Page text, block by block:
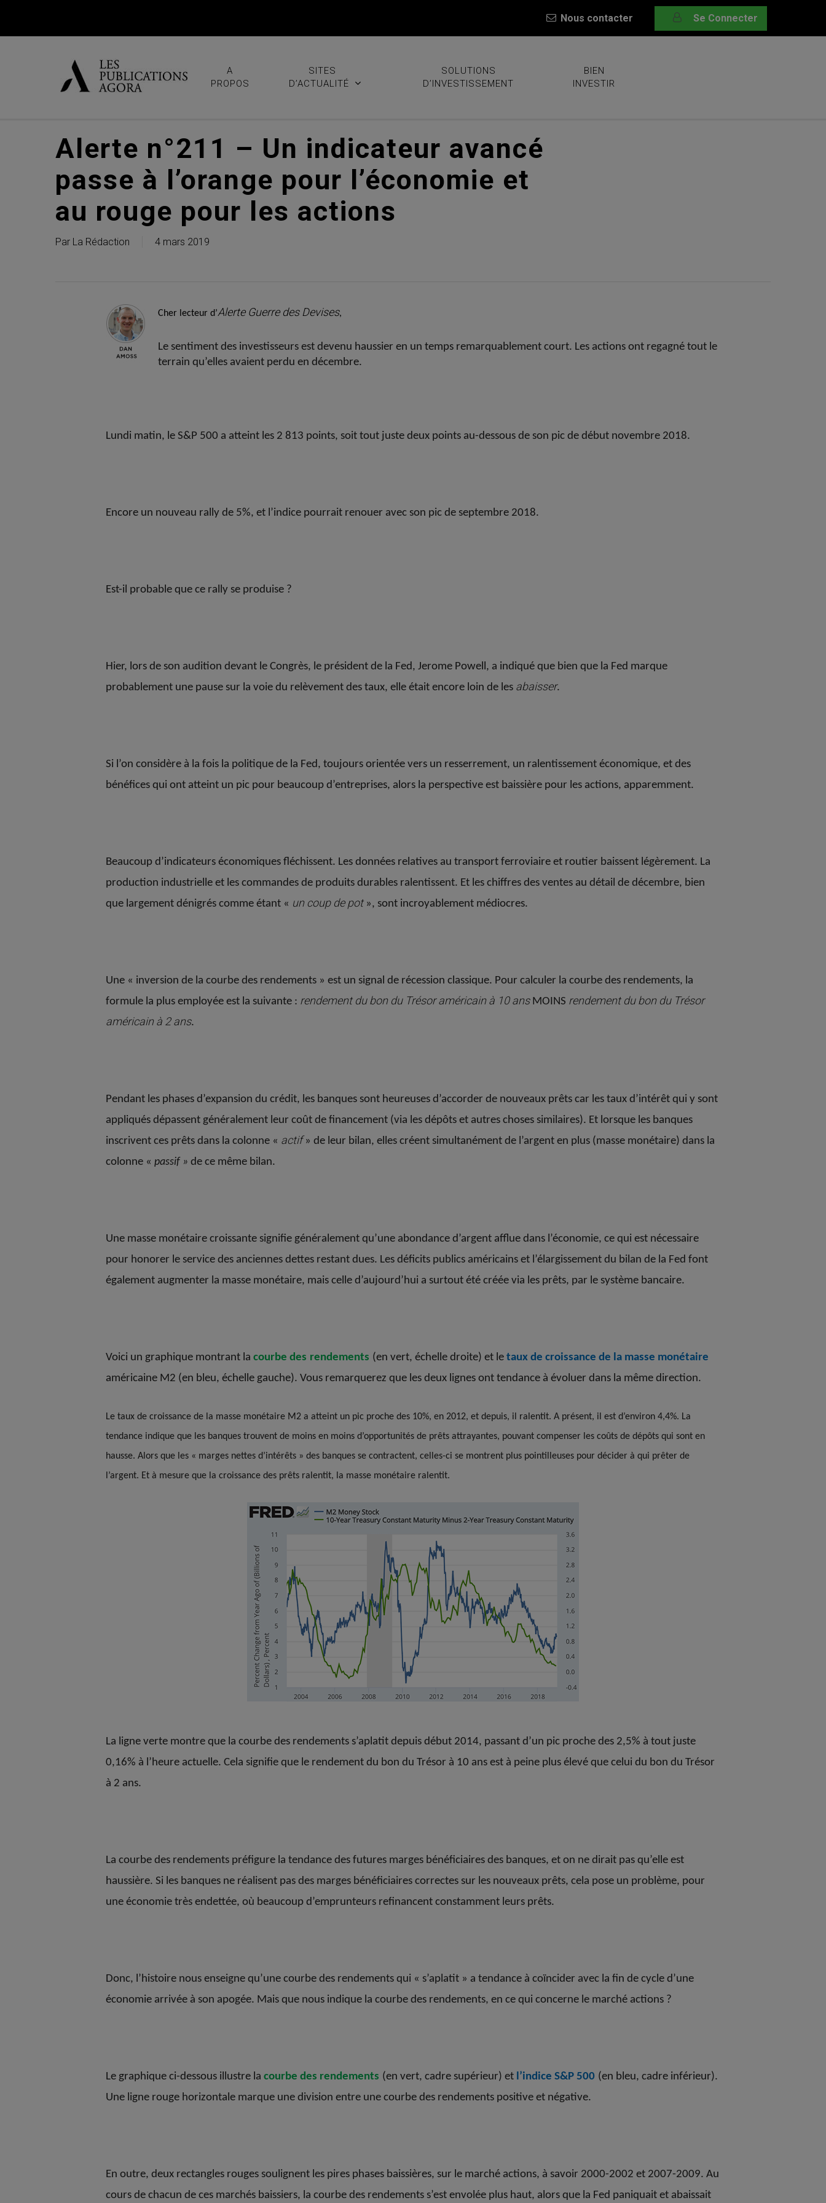
Nous contacter Se Connecter
A
PROPOS
SITES
D’ACTUALITÉ
SOLUTIONS
D’INVESTISSEMENT
BIEN
INVESTIR
Alerte n°211 – Un indicateur avancé
passe à l’orange pour l’économie et
au rouge pour les actions
Par La Rédaction 4 mars 2019
Cher lecteur d’Alerte Guerre des Devises,
Le sentiment des investisseurs est devenu haussier en un temps remarquablement court. Les actions ont regagné tout le
terrain qu’elles avaient perdu en décembre.
Lundi matin, le S&P 500 a atteint les 2 813 points, soit tout juste deux points au-dessous de son pic de début novembre 2018.
Encore un nouveau rally de 5%, et l’indice pourrait renouer avec son pic de septembre 2018.
Est-il probable que ce rally se produise ?
Hier, lors de son audition devant le Congrès, le président de la Fed, Jerome Powell, a indiqué que bien que la Fed marque
probablement une pause sur la voie du relèvement des taux, elle était encore loin de les abaisser.
Si l’on considère à la fois la politique de la Fed, toujours orientée vers un resserrement, un ralentissement économique, et des
bénéfices qui ont atteint un pic pour beaucoup d’entreprises, alors la perspective est baissière pour les actions, apparemment.
Beaucoup d’indicateurs économiques fléchissent. Les données relatives au transport ferroviaire et routier baissent légèrement. La
production industrielle et les commandes de produits durables ralentissent. Et les chiffres des ventes au détail de décembre, bien
que largement dénigrés comme étant « un coup de pot», sont incroyablement médiocres.
Une « inversion de la courbe des rendements » est un signal de récession classique. Pour calculer la courbe des rendements, la
formule la plus employée est la suivante : rendement du bon du Trésor américain à 10 ans MOINS rendement du bon du Trésor
américain à 2 ans.
Pendant les phases d’expansion du crédit, les banques sont heureuses d’accorder de nouveaux prêts car les taux d’intérêt qui y sont
appliqués dépassent généralement leur coût de financement (via les dépôts et autres choses similaires). Et lorsque les banques
inscrivent ces prêts dans la colonne « actif» de leur bilan, elles créent simultanément de l’argent en plus (masse monétaire) dans la
colonne « passif » de ce même bilan.
Une masse monétaire croissante signifie généralement qu’une abondance d’argent afflue dans l’économie, ce qui est nécessaire
pour honorer le service des anciennes dettes restant dues. Les déficits publics américains et l’élargissement du bilan de la Fed font
également augmenter la masse monétaire, mais celle d’aujourd’hui a surtout été créée via les prêts, par le système bancaire.
Voici un graphique montrant la courbe des rendements (en vert, échelle droite) et le taux de croissance de la masse monétaire
américaine M2 (en bleu, échelle gauche). Vous remarquerez que les deux lignes ont tendance à évoluer dans la même direction.
Le taux de croissance de la masse monétaire M2 a atteint un pic proche des 10%, en 2012, et depuis, il ralentit. A présent, il est d’environ 4,4%. La
tendance indique que les banques trouvent de moins en moins d’opportunités de prêts attrayantes, pouvant compenser les coûts de dépôts qui sont en
hausse. Alors que les « marges nettes d’intérêts » des banques se contractent, celles-ci se montrent plus pointilleuses pour décider à qui prêter de
l’argent. Et à mesure que la croissance des prêts ralentit, la masse monétaire ralentit.
La ligne verte montre que la courbe des rendements s’aplatit depuis début 2014, passant d’un pic proche des 2,5% à tout juste
0,16% à l’heure actuelle. Cela signifie que le rendement du bon du Trésor à 10 ans est à peine plus élevé que celui du bon du Trésor
à 2 ans.
La courbe des rendements préfigure la tendance des futures marges bénéficiaires des banques, et on ne dirait pas qu’elle est
haussière. Si les banques ne réalisent pas des marges bénéficiaires correctes sur les nouveaux prêts, cela pose un problème, pour
une économie très endettée, où beaucoup d’emprunteurs refinancent constamment leurs prêts.
Donc, l’histoire nous enseigne qu’une courbe des rendements qui « s’aplatit » a tendance à coïncider avec la fin de cycle d’une
économie arrivée à son apogée. Mais que nous indique la courbe des rendements, en ce qui concerne le marché actions ?
Le graphique ci-dessous illustre la courbe des rendements (en vert, cadre supérieur) et l’indice S&P 500 (en bleu, cadre inférieur).
Une ligne rouge horizontale marque une division entre une courbe des rendements positive et négative.
En outre, deux rectangles rouges soulignent les pires phases baissières, sur le marché actions, à savoir 2000-2002 et 2007-2009. Au
cours de chacun de ces marchés baissiers, la courbe des rendements s’est envolée plus haut, alors que la Fed paniquait et abaissait